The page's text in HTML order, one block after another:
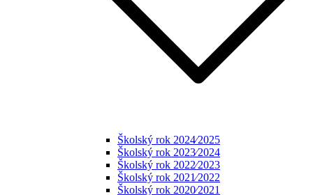
Školský rok 2024⁄2025
Školský rok 2023⁄2024
Školský rok 2022⁄2023
Školský rok 2021⁄2022
Školský rok 2020⁄2021